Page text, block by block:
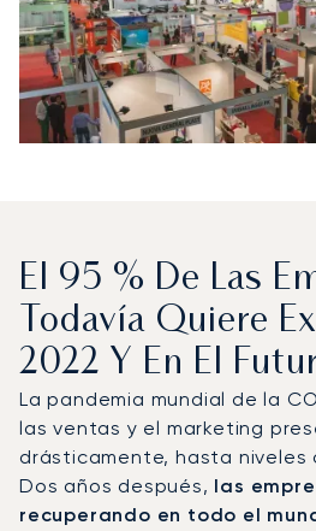
El 95 % De Las
Todavía Quiere
2022 Y En El
La pandemia mundial de la
las ventas y el marketing
drásticamente, hasta niveles
Dos años después, las
recuperando en todo el